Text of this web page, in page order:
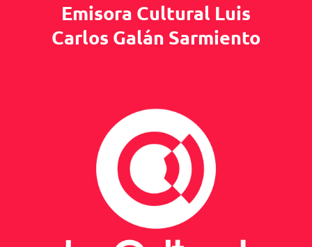
Emisora Cultural Luis
Carlos Galán Sarmiento